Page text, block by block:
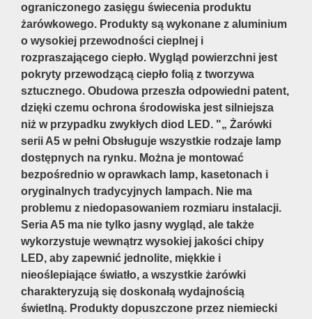
ograniczonego zasięgu świecenia produktu
żarówkowego. Produkty są wykonane z aluminium
o wysokiej przewodności cieplnej i
rozpraszającego ciepło. Wygląd powierzchni jest
pokryty przewodzącą ciepło folią z tworzywa
sztucznego. Obudowa przeszła odpowiedni patent,
dzięki czemu ochrona środowiska jest silniejsza
niż w przypadku zwykłych diod LED. "„ Żarówki
serii A5 w pełni Obsługuje wszystkie rodzaje lamp
dostępnych na rynku. Można je montować
bezpośrednio w oprawkach lamp, kasetonach i
oryginalnych tradycyjnych lampach. Nie ma
problemu z niedopasowaniem rozmiaru instalacji.
Seria A5 ma nie tylko jasny wygląd, ale także
wykorzystuje wewnątrz wysokiej jakości chipy
LED, aby zapewnić jednolite, miękkie i
nieoślepiające światło, a wszystkie żarówki
charakteryzują się doskonałą wydajnością
świetlną. Produkty dopuszczone przez niemiecki